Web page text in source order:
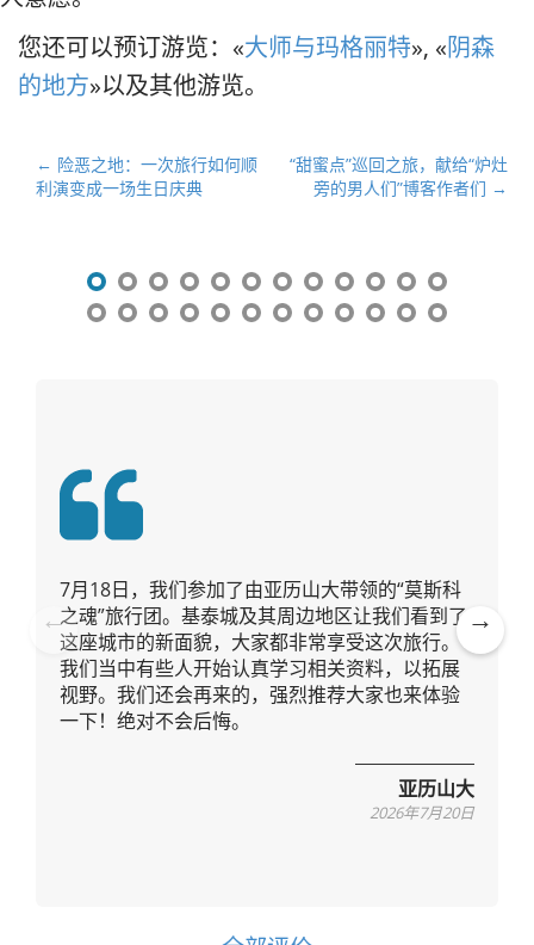
您还可以预订游览：«大师与玛格丽特», «阴森
的地方»以及其他游览。
文
章
← 险恶之地：一次旅行如何顺
利演变成一场生日庆典
“甜蜜点”巡回之旅，献给“炉灶
旁的男人们”博客作者们 →
Pre
vio
us
7月18日，我们参加了由亚历山大带领的“莫斯科
之魂”旅行团。基泰城及其周边地区让我们看到了
这座城市的新面貌，大家都非常享受这次旅行。
我们当中有些人开始认真学习相关资料，以拓展
视野。我们还会再来的，强烈推荐大家也来体验
一下！绝对不会后悔。
亚历山大
2026年7月20日
Ne